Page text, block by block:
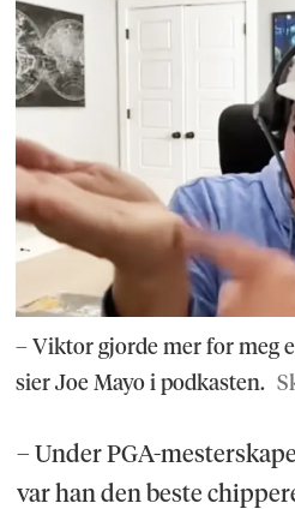
– Viktor gjorde mer for meg
sier Joe Mayo i podkasten.
– Under PGA-
var han den beste